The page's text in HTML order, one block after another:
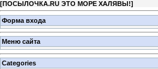
[ПОСЫЛОЧКА.RU ЭТО МОРЕ ХАЛЯВЫ!]
Форма входа
Меню сайта
Categories